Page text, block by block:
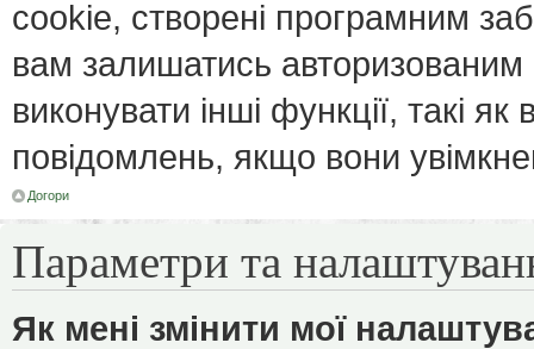
cookie, створені програмним
вам залишатись
виконувати інші функції, такі
повідомлень, якщо вони
Догори
Параметри та
Як мені змінити мої